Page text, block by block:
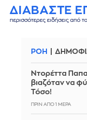
ΔΙΑΒΑΣΤΕ
περισσότερες ειδήσεις από
ΡΟΗ
Ντορέττα
βιαζόταν να
Τόσο!
ΠΡΙΝ ΑΠΌ 1 ΜΈΡΑ